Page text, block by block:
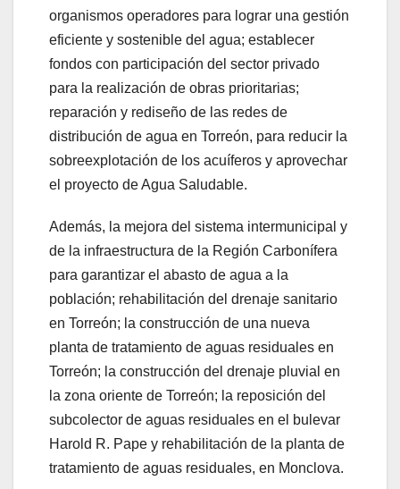
organismos operadores para lograr una gestión
eficiente y sostenible del agua; establecer
fondos con participación del sector privado
para la realización de obras prioritarias;
reparación y rediseño de las redes de
distribución de agua en Torreón, para reducir la
sobreexplotación de los acuíferos y aprovechar
el proyecto de Agua Saludable.
Además, la mejora del sistema intermunicipal y
de la infraestructura de la Región Carbonífera
para garantizar el abasto de agua a la
población; rehabilitación del drenaje sanitario
en Torreón; la construcción de una nueva
planta de tratamiento de aguas residuales en
Torreón; la construcción del drenaje pluvial en
la zona oriente de Torreón; la reposición del
subcolector de aguas residuales en el bulevar
Harold R. Pape y rehabilitación de la planta de
tratamiento de aguas residuales, en Monclova.